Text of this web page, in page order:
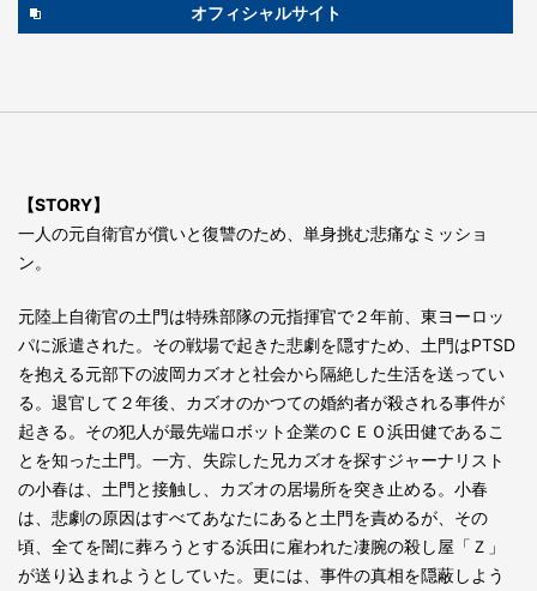
オフィシャルサイト
【STORY】
一人の元自衛官が償いと復讐のため、単身挑む悲痛なミッショ
ン。
元陸上自衛官の土門は特殊部隊の元指揮官で２年前、東ヨーロッ
パに派遣された。その戦場で起きた悲劇を隠すため、土門はPTSD
を抱える元部下の波岡カズオと社会から隔絶した生活を送ってい
る。退官して２年後、カズオのかつての婚約者が殺される事件が
起きる。その犯人が最先端ロボット企業のＣＥＯ浜田健であるこ
とを知った土門。一方、失踪した兄カズオを探すジャーナリスト
の小春は、土門と接触し、カズオの居場所を突き止める。小春
は、悲劇の原因はすべてあなたにあると土門を責めるが、その
頃、全てを闇に葬ろうとする浜田に雇われた凄腕の殺し屋「Ｚ」
が送り込まれようとしていた。更には、事件の真相を隠蔽しよう